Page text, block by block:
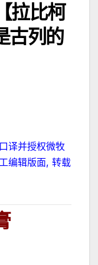
拉比柯
古列的
译并授权微牧
编辑版面, 转载